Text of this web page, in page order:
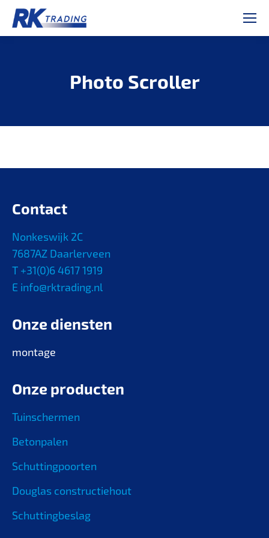
Photo Scroller
Contact
Nonkeswijk 2C
7687AZ Daarlerveen
T +31(0)6 4617 1919
E info@rktrading.nl
Onze diensten
montage
Onze producten
Tuinschermen
Betonpalen
Schuttingpoorten
Douglas constructiehout
Schuttingbeslag